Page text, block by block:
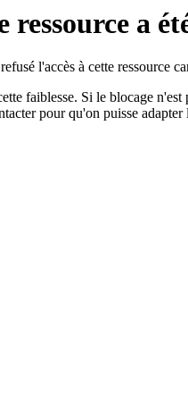
ressource a
l'accès à cette ressource
faiblesse. Si le blocage
pour qu'on puisse adapter